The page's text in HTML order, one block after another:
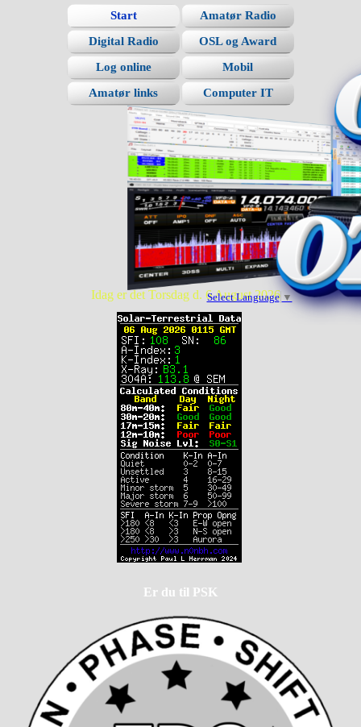
Idag er det Torsdag d. 6 August 2026
Start
Amatør Radio
Digital Radio
OSL og Award
Log online
Mobil
Amatør links
Computer IT
Select Language ▼
Er du til PSK